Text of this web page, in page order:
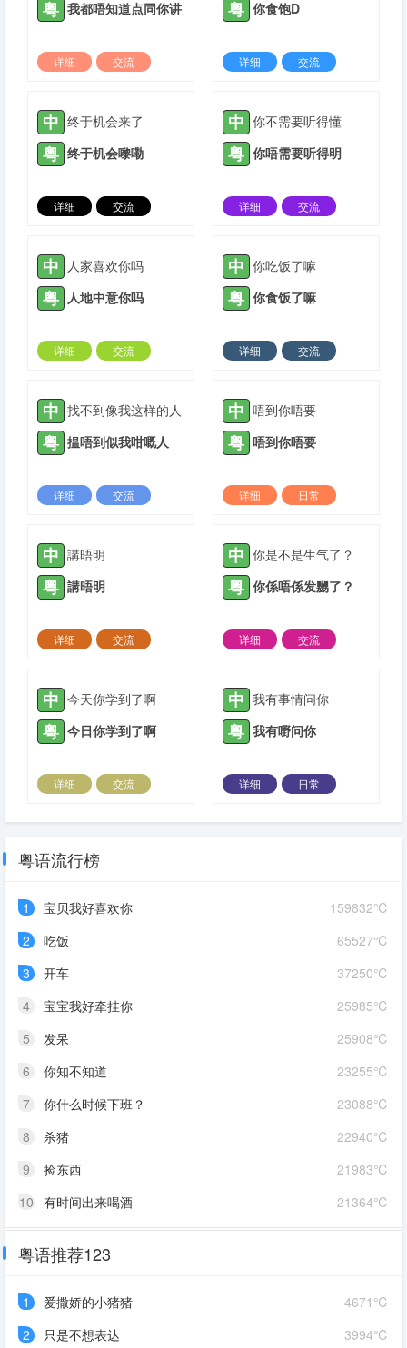
粤 我都唔知道点同你讲
详细
交流
粤 你食饱D
详细
交流
中 终于机会来了
粤 终于机会嚟嘞
详细
交流
中 你不需要听得懂
粤 你唔需要听得明
详细
交流
中 人家喜欢你吗
粤 人地中意你吗
详细
交流
中 你吃饭了嘛
粤 你食饭了嘛
详细
交流
中 找不到像我这样的人
粤 揾唔到似我咁嘅人
详细
交流
中 唔到你唔要
粤 唔到你唔要
详细
日常
中 講晤明
粤 講晤明
详细
交流
中 你是不是生气了？
粤 你係唔係发嬲了？
详细
交流
中 今天你学到了啊
粤 今日你学到了啊
详细
交流
中 我有事情问你
粤 我有嘢问你
详细
日常
粤语流行榜
159832℃
1
宝贝我好喜欢你
65527℃
2
吃饭
37250℃
3
开车
25985℃
4
宝宝我好牵挂你
25908℃
5
发呆
23255℃
6
你知不知道
23088℃
7
你什么时候下班？
22940℃
8
杀猪
21983℃
9
捡东西
21364℃
10 有时间出来喝酒
粤语推荐123
4671℃
1
爱撒娇的小猪猪
3994℃
2
只是不想表达